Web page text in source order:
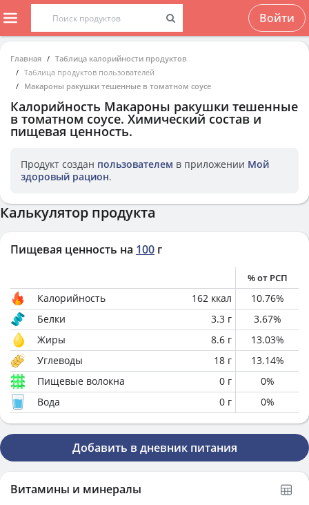
Войти
Главная
Таблица калорийности продуктов
Таблица продуктов пользователей
Макароны ракушки тешенные в томатном соусе
Калорийность Макароны ракушки тешенные
в томатном соусе. Химический состав и
пищевая ценность.
Продукт создан пользователем в приложении Мой
здоровый рацион.
Калькулятор продукта
Пищевая ценность на 100 г
% от РСП
Калорийность 162 ккал 10.76%
Белки
3.3 г 3.67%
Жиры
8.6 г 13.03%
Углеводы
18 г 13.14%
Пищевые волокна
0 г 0%
Вода
0 г 0%
Добавить в дневник питания
Витамины и минералы